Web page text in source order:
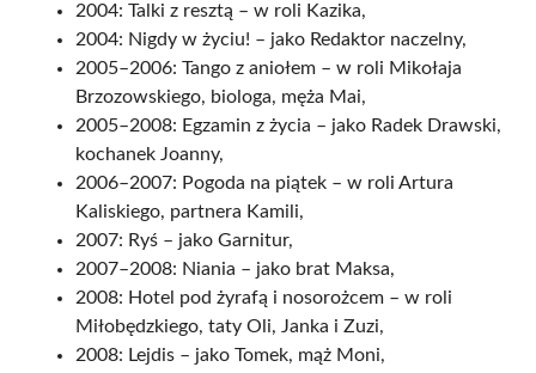
2004: Talki z resztą – w roli Kazika,
2004: Nigdy w życiu! – jako Redaktor naczelny,
2005–2006: Tango z aniołem – w roli Mikołaja
Brzozowskiego, biologa, męża Mai,
2005–2008: Egzamin z życia – jako Radek Drawski,
kochanek Joanny,
2006–2007: Pogoda na piątek – w roli Artura
Kaliskiego, partnera Kamili,
2007: Ryś – jako Garnitur,
2007–2008: Niania – jako brat Maksa,
2008: Hotel pod żyrafą i nosorożcem – w roli
Miłobędzkiego, taty Oli, Janka i Zuzi,
2008: Lejdis – jako Tomek, mąż Moni,